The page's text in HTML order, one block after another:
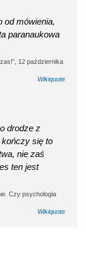
od mówienia,
paranaukowa
12 października
Wikiquote
drodze z
kończy się to
nie zaś
ten jest
Czy psychologia
Wikiquote